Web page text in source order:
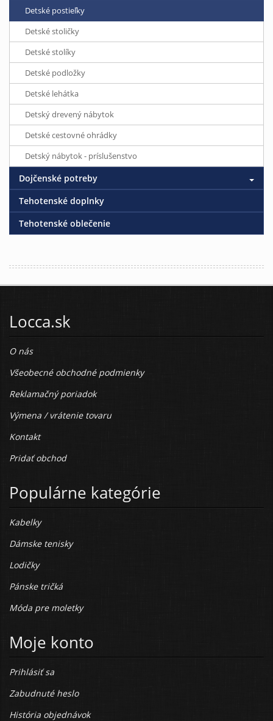
Detské postieľky
Detské stoličky
Detské stolíky
Detské podložky
Detské lehátka
Detský drevený nábytok
Detské cestovné ohrádky
Detský nábytok - príslušenstvo
Dojčenské potreby
Tehotenské doplnky
Tehotenské oblečenie
Locca.sk
O nás
Všeobecné obchodné podmienky
Reklamačný poriadok
Výmena / vrátenie tovaru
Kontakt
Pridať obchod
Populárne kategórie
Kabelky
Dámske tenisky
Lodičky
Pánske tričká
Móda pre moletky
Moje konto
Prihlásiť sa
Zabudnuté heslo
História objednávok